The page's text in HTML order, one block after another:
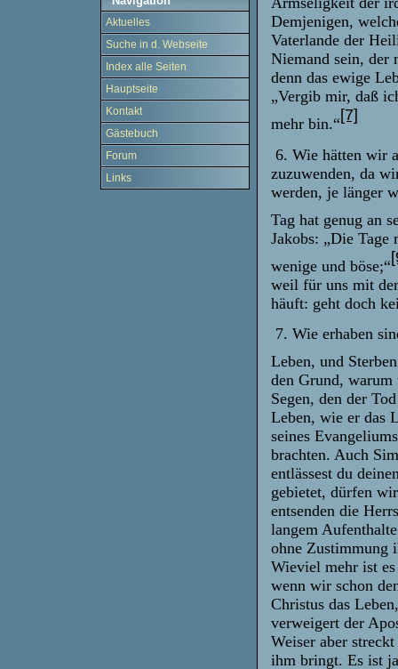
Aktuelles
Suche in d. Webseite
Index alle Seiten
Hauptseite
Kontakt
Gästebuch
Forum
Links
Demjenigen,
Vaterlande der
Niemand sein,
denn das ewige
„Vergib mir, daß
mehr bin.“
[7]
6. Wie hätten wir
zuzuwenden, da
werden, je länger
Tag hat genug an
Jakobs: „Die Tage
wenige und böse;“
weil für uns mit
häuft: geht doch
7. Wie erhaben
Leben, und
den Grund, warum
Segen, den der
Leben, wie er das
seines
brachten. Auch
entlässest du
gebietet, dürfen
entsenden die
langem
ohne Zustimmung
Wieviel mehr ist
wenn wir schon
Christus das
verweigert der
Weiser aber
ihm bringt. Es ist